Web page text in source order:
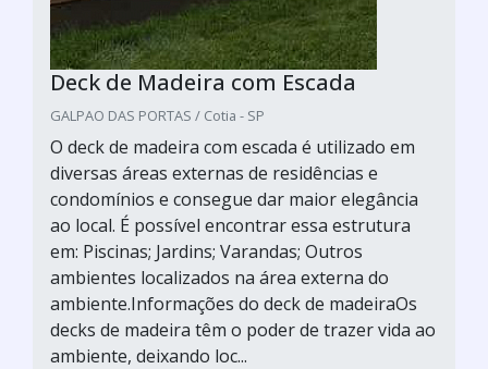
Deck de Madeira com Escada
GALPAO DAS PORTAS / Cotia - SP
O deck de madeira com escada é utilizado em
diversas áreas externas de residências e
condomínios e consegue dar maior elegância
ao local. É possível encontrar essa estrutura
em: Piscinas; Jardins; Varandas; Outros
ambientes localizados na área externa do
ambiente.Informações do deck de madeiraOs
decks de madeira têm o poder de trazer vida ao
ambiente, deixando loc...